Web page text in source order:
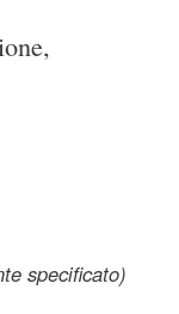
specificato)